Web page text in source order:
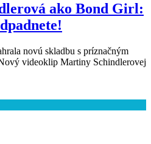
ako Bond Girl:
novú skladbu s príznačným
videoklip Martiny Schindlerovej